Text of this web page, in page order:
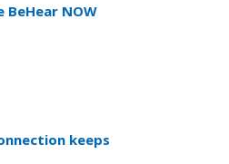
headset is up-to-